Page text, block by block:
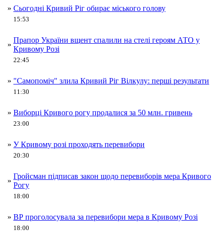
» Сьогодні Кривий Ріг обирає міського голову
15:53
»
Прапор України вщент спалили на стелі героям АТО у
Кривому Розі
22:45
» "Самопоміч" злила Кривий Ріг Вілкулу: перші результати
11:30
» Виборці Кривого рогу продалися за 50 млн. гривень
23:00
» У Кривому розі проходять перевибори
20:30
»
Гройсман підписав закон щодо перевиборів мера Кривого
Рогу
18:00
» ВР проголосувала за перевибори мера в Кривому Розі
18:00